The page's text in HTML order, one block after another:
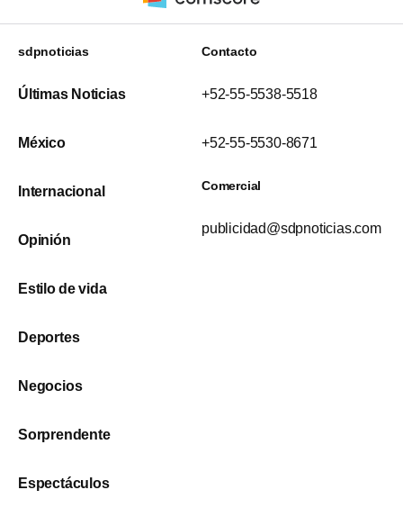
sdpnoticias
Últimas Noticias
México
Internacional
Opinión
Estilo de vida
Deportes
Negocios
Sorprendente
Espectáculos
Contacto
+52-55-5538-5518
+52-55-5530-8671
Comercial
publicidad@sdpnoticias.com